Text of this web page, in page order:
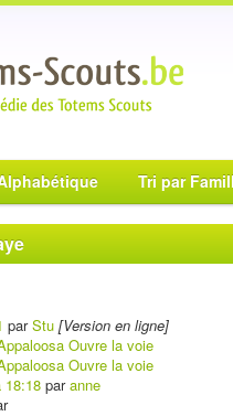
Tri par
parStu [Version en ligne]
Ouvre la voie
Ouvre la voie
18:18 paranne